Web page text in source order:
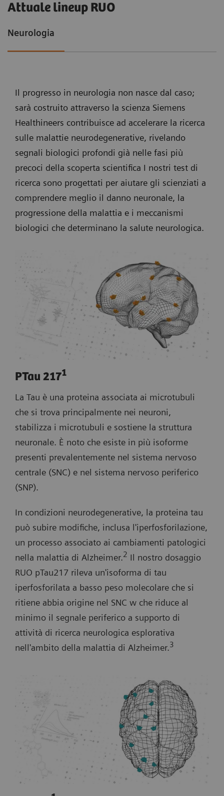
Attuale lineup RUO
Neurologia
Il progresso in neurologia non nasce dal caso;
sarà costruito attraverso la scienza Siemens
Healthineers contribuisce ad accelerare la ricerca
sulle malattie neurodegenerative, rivelando
segnali biologici profondi già nelle fasi più
precoci della scoperta scientifica I nostri test di
ricerca sono progettati per aiutare gli scienziati a
comprendere meglio il danno neuronale, la
progressione della malattia e i meccanismi
biologici che determinano la salute neurologica.
PTau 2171
La Tau è una proteina associata ai microtubuli
che si trova principalmente nei neuroni,
stabilizza i microtubuli e sostiene la struttura
neuronale. È noto che esiste in più isoforme
presenti prevalentemente nel sistema nervoso
centrale (SNC) e nel sistema nervoso periferico
(SNP).
In condizioni neurodegenerative, la proteina tau
può subire modifiche, inclusa l'iperfosforilazione,
un processo associato ai cambiamenti patologici
nella malattia di Alzheimer.2 Il nostro dosaggio
RUO pTau217 rileva un'isoforma di tau
iperfosforilata a basso peso molecolare che si
ritiene abbia origine nel SNC w che riduce al
minimo il segnale periferico a supporto di
attività di ricerca neurologica esplorativa
nell'ambito della malattia di Alzheimer.3